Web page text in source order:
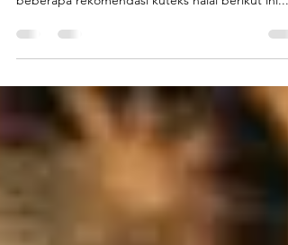
tidak bisa sholat? Tidak perlu khawatir karena
beberapa rekomendasi kuteks halal berikut ini...